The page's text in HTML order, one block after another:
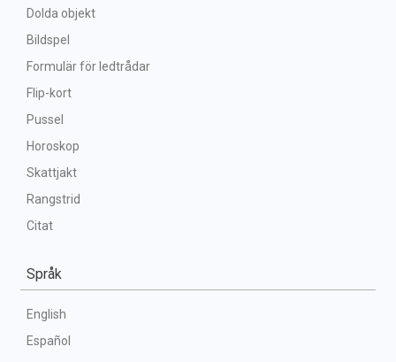
Dolda objekt
Bildspel
Formulär för ledtrådar
Flip-kort
Pussel
Horoskop
Skattjakt
Rangstrid
Citat
Språk
English
Español